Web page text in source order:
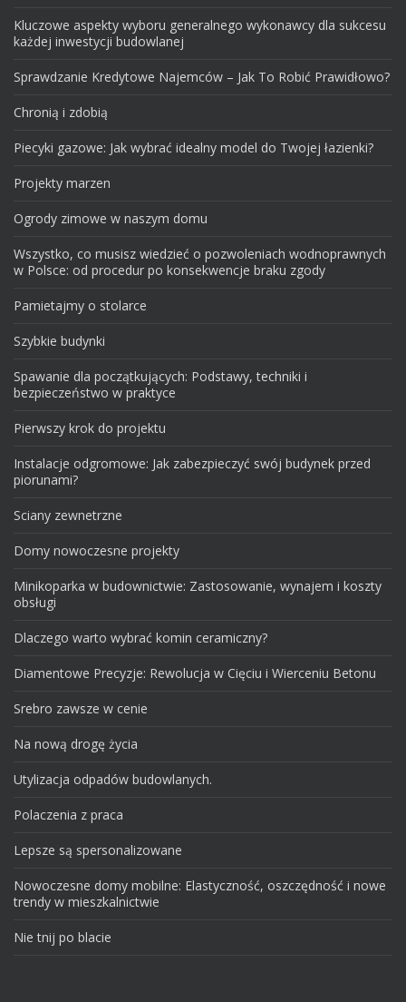
Kluczowe aspekty wyboru generalnego wykonawcy dla sukcesu
każdej inwestycji budowlanej
Sprawdzanie Kredytowe Najemców – Jak To Robić Prawidłowo?
Chronią i zdobią
Piecyki gazowe: Jak wybrać idealny model do Twojej łazienki?
Projekty marzen
Ogrody zimowe w naszym domu
Wszystko, co musisz wiedzieć o pozwoleniach wodnoprawnych
w Polsce: od procedur po konsekwencje braku zgody
Pamietajmy o stolarce
Szybkie budynki
Spawanie dla początkujących: Podstawy, techniki i
bezpieczeństwo w praktyce
Pierwszy krok do projektu
Instalacje odgromowe: Jak zabezpieczyć swój budynek przed
piorunami?
Sciany zewnetrzne
Domy nowoczesne projekty
Minikoparka w budownictwie: Zastosowanie, wynajem i koszty
obsługi
Dlaczego warto wybrać komin ceramiczny?
Diamentowe Precyzje: Rewolucja w Cięciu i Wierceniu Betonu
Srebro zawsze w cenie
Na nową drogę życia
Utylizacja odpadów budowlanych.
Polaczenia z praca
Lepsze są spersonalizowane
Nowoczesne domy mobilne: Elastyczność, oszczędność i nowe
trendy w mieszkalnictwie
Nie tnij po blacie